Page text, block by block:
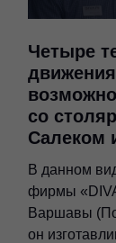
Четыре
со
Салеком
В данном
фирмы
Варшавы
он